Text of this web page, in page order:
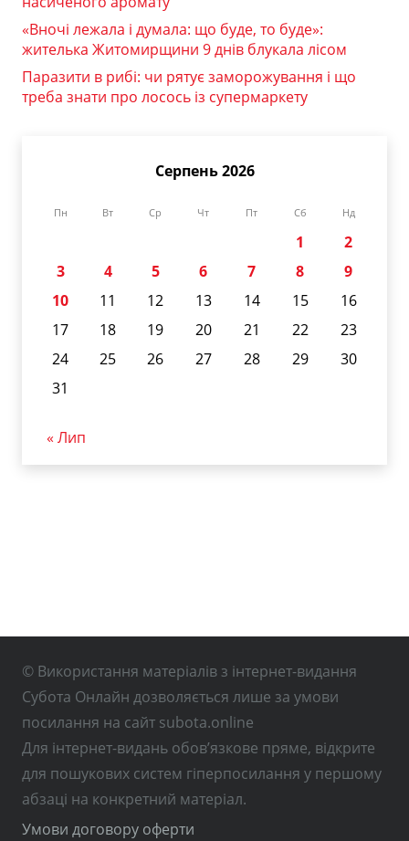
«Вночі лежала і думала: що буде, то буде»:
жителька Житомирщини 9 днів блукала лісом
Паразити в рибі: чи рятує заморожування і що
треба знати про лосось із супермаркету
Серпень 2026
Пн Вт Ср Чт Пт Сб Нд
1
2
3
4 5 6 7 8
9
10
11 12 13 14 15
16
17
18 19 20 21 22
23
24
25 26 27 28 29
30
31
« Лип
© Використання матеріалів з інтернет-видання
Субота Онлайн дозволяється лише за умови
посилання на сайт subota.online
Для інтернет-видань обов’язкове пряме, відкрите
для пошукових систем гіперпосилання у першому
абзаці на конкретний матеріал.
Умови договору оферти